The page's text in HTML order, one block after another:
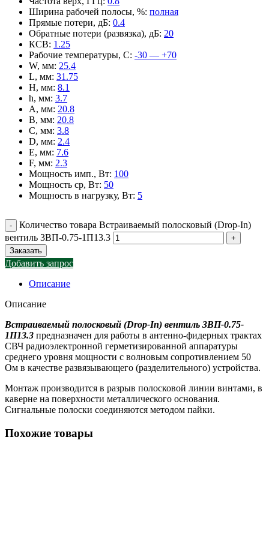
Ширина рабочей полосы, %: полная
Прямые потери, дБ: 0.4
Обратные потери (развязка), дБ: 20
КСВ: 1.25
Рабочие температуры, С: -30 — +70
W, мм: 25.4
L, мм: 31.75
H, мм: 8.1
h, мм: 3.7
A, мм: 20.8
B, мм: 20.8
C, мм: 3.8
D, мм: 2.4
E, мм: 7.6
F, мм: 2.3
Мощность имп., Вт: 100
Мощность ср, Вт: 50
Мощность в нагрузку, Вт: 5
Количество товара Встраиваемый полосковый (Drop-In)
вентиль 3ВП-0.75-1П13.3
Заказать
Добавить запрос
Описание
Описание
Встраиваемый полосковый (Drop-In) вентиль 3ВП-0.75-
1П13.3 предназначен для работы в антенно-фидерных трактах
СВЧ радиоэлектронной герметизированной аппаратуры
среднего уровня мощности с волновым сопротивлением 50
Ом в качестве развязывающего (разделительного) устройства.
Монтаж производится в разрыв полосковой линии винтами, в
каверне на поверхности металлического основания.
Сигнальные полоски соединяются методом пайки.
Похожие товары